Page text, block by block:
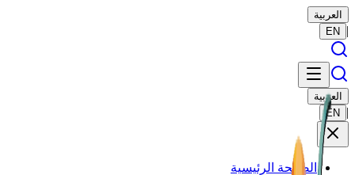
العربية
|
EN
العربية
|
EN
الصفحة الرئيسية